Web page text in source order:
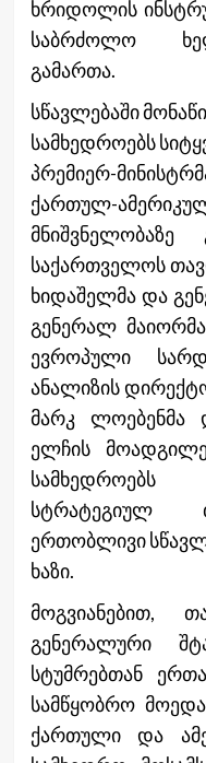
ხრიდოლის
საბრძოლო
გამართა.
სწავლებაში
სამხედროებს
პრემიერ-
ქართულ-
მნიშვნელობაზე
საქართველოს
ხიდაშელმა და
გენერალ მაიორმა
ევროპული
ანალიზის
მარკ ლოებენმა
ელჩის
სტრატეგიულ
ერთობლივი
ხაზი.
მოგვიანებით,
გენერალური
სტუმრებთან
სამწყობრო
ქართული და